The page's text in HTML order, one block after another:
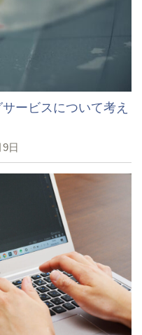
ービスについて考え
日